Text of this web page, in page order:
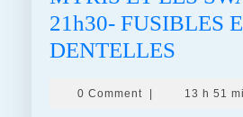
21h30- FUSIBLES
DENTELLES
0 Comment 13 h 51